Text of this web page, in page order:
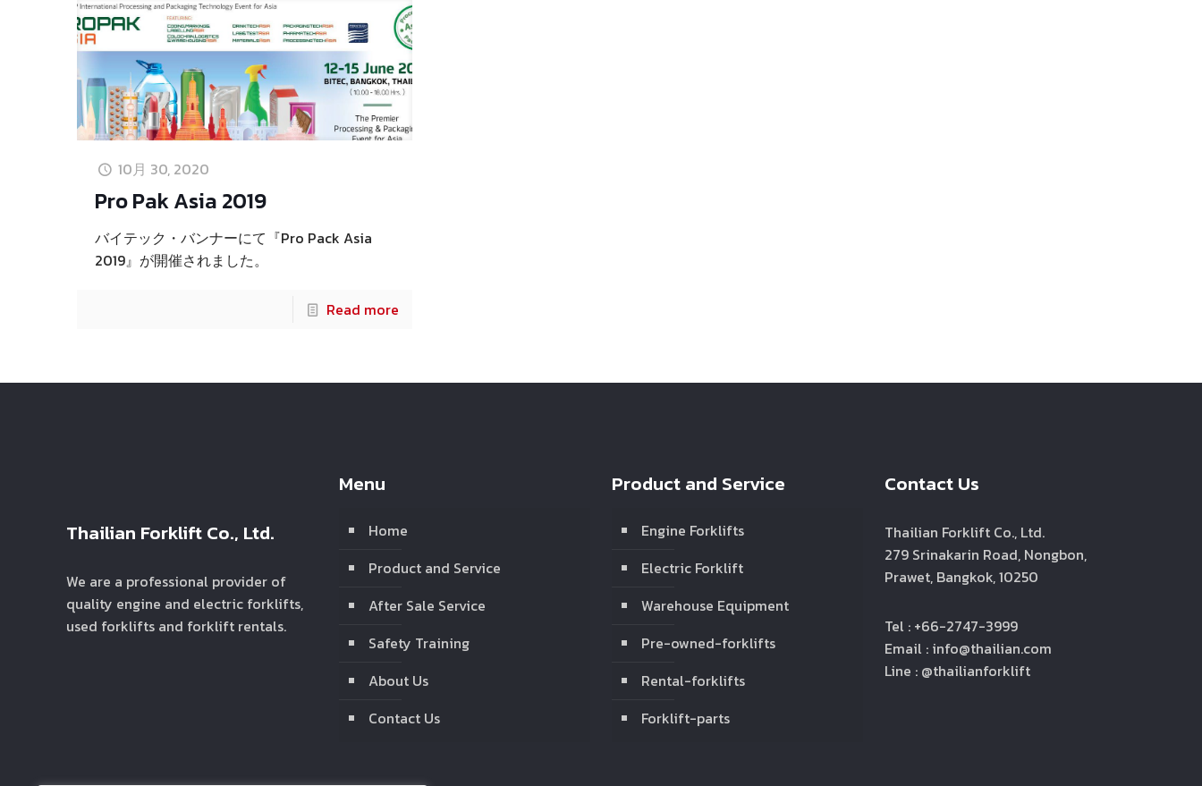
10月 30, 2020
Pro Pak Asia 2019​
バイテック・バンナーにて『Pro Pack Asia
2019』が開催されました。
Read more
Thailian Forklift Co., Ltd.
We are a professional provider of
quality engine and electric forklifts,
used forklifts and forklift rentals.
Menu
Home
Product and Service
After Sale Service
Safety Training
About Us
Contact Us
Product and Service
Engine Forklifts
Electric Forklift
Warehouse Equipment
Pre-owned-forklifts
Rental-forklifts
Forklift-parts
Contact Us
Thailian Forklift Co., Ltd.
279 Srinakarin Road, Nongbon,
Prawet, Bangkok, 10250
Tel : +66-2747-3999
Email : info@thailian.com
Line : @thailianforklift